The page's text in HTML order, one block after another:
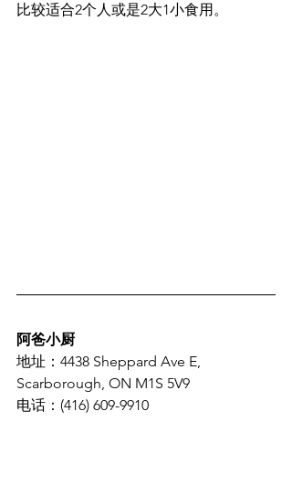
比较适合2个人或是2大1小食用。
阿爸小厨
地址：4438 Sheppard Ave E,
Scarborough, ON M1S 5V9
电话：(416) 609-9910